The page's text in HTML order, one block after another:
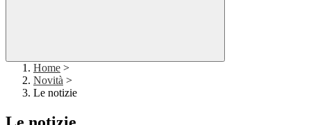
Home >
Novità >
Le notizie